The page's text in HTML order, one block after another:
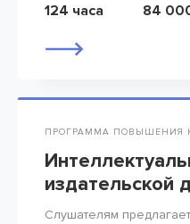
124 часа 84
ПРОГРАММА ПОВЫШЕНИЯ
издательской
Слушателям